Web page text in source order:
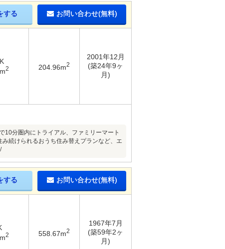
する お問い合わせ(無料)
2 204.96m2
2001年12月
(築24年9ヶ
月)
分圏内にトライアル、ファミリーマート
続けられるおうち住み替えプランなど、エ
する お問い合わせ(無料)
2 558.67m2
1967年7月
(築59年2ヶ
月)